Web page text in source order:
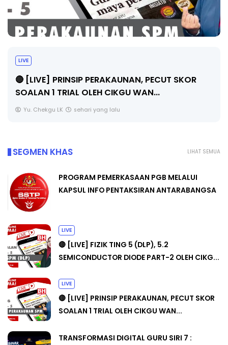
TRANSFORMASI DIGITAL GURU SIRI 7 :
PAHLAWAN DIGITAL PENYELAMAT DUNIA
Unknown 6 hari yang lalu
LIHAT SEMUA
SEGMEN KHAS
PROGRAM PEMERKASAAN PGB MELALUI
KAPSUL INFO PENTAKSIRAN ANTARABANGSA
LIVE
🔴 [LIVE] FIZIK TING 5 (DLP), 5.2
SEMICONDUCTOR DIODE PART-2 OLEH CIKG...
LIVE
🔴 [LIVE] PRINSIP PERAKAUNAN, PECUT SKOR
SOALAN 1 TRIAL OLEH CIKGU WAN...
TRANSFORMASI DIGITAL GURU SIRI 7 :